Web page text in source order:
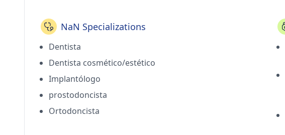
NaN Specializations
Dentista
Dentista cosmético/estético
Implantólogo
prostodoncista
Ortodoncista